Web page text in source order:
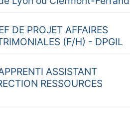
DE PROJET AFFAIRES
(F/H) - DPGIL
ASSISTANT
RESSOURCES